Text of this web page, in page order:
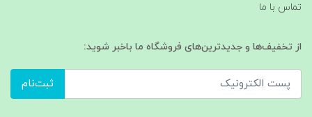
تماس با ما
از تخفیف‌ها و جدیدترین‌های فروشگاه ما باخبر شوید:
ثبت‌نام